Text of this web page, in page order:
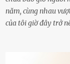
năm, cùng nhau
của tôi giờ đây trở
rơi vào khoảng